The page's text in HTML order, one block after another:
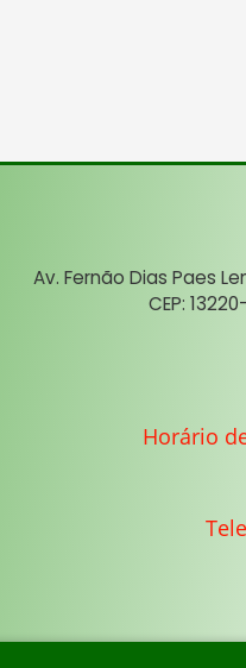
Av. Fernão Dias Paes
CEP:
Horário